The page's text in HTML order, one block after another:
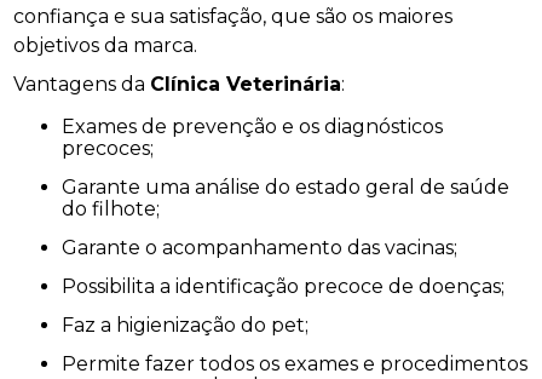
confiança e sua satisfação, que são os maiores
objetivos da marca.
Vantagens da Clínica Veterinária:
Exames de prevenção e os diagnósticos
precoces;
Garante uma análise do estado geral de saúde
do filhote;
Garante o acompanhamento das vacinas;
Possibilita a identificação precoce de doenças;
Faz a higienização do pet;
Permite fazer todos os exames e procedimentos